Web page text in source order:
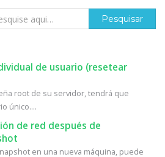
de usuario (resetear
root de su servidor, tendrá que
único....
de red después de
en una nueva máquina, puede